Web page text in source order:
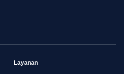
Layanan